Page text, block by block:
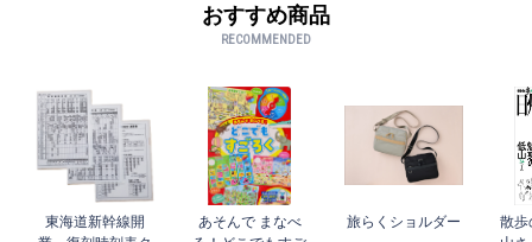
おすすめ商品
RECOMMENDED
東海道新幹線開
あそんで まなべ
旅らくショルダー
散歩